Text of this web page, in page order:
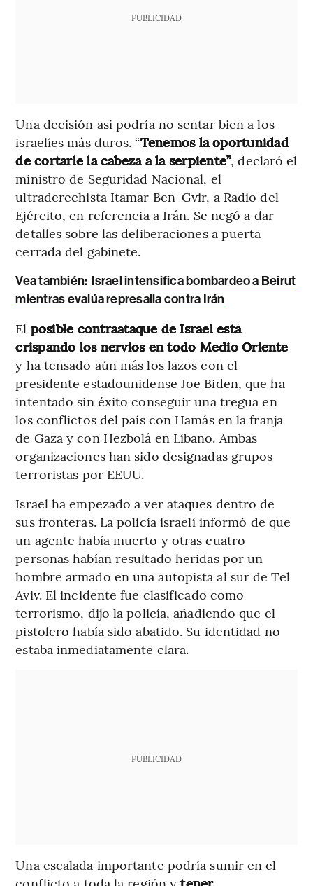
PUBLICIDAD
Una decisión así podría no sentar bien a los
israelíes más duros. “Tenemos la oportunidad
de cortarle la cabeza a la serpiente”, declaró el
ministro de Seguridad Nacional, el
ultraderechista Itamar Ben-Gvir, a Radio del
Ejército, en referencia a Irán. Se negó a dar
detalles sobre las deliberaciones a puerta
cerrada del gabinete.
Vea también: Israel intensifica bombardeo a Beirut
mientras evalúa represalia contra Irán
El posible contraataque de Israel está
crispando los nervios en todo Medio Oriente
y ha tensado aún más los lazos con el
presidente estadounidense Joe Biden, que ha
intentado sin éxito conseguir una tregua en
los conflictos del país con Hamás en la franja
de Gaza y con Hezbolá en Líbano. Ambas
organizaciones han sido designadas grupos
terroristas por EEUU.
Israel ha empezado a ver ataques dentro de
sus fronteras. La policía israelí informó de que
un agente había muerto y otras cuatro
personas habían resultado heridas por un
hombre armado en una autopista al sur de Tel
Aviv. El incidente fue clasificado como
terrorismo, dijo la policía, añadiendo que el
pistolero había sido abatido. Su identidad no
estaba inmediatamente clara.
PUBLICIDAD
Una escalada importante podría sumir en el